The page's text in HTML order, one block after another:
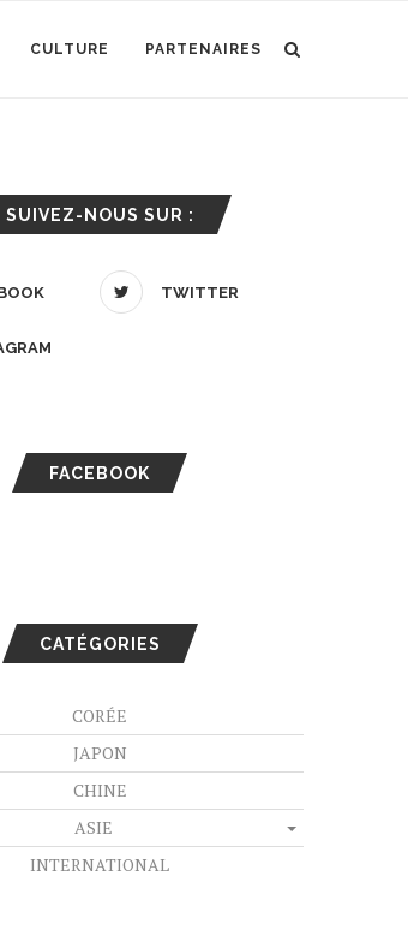
CULTURE PARTENAIRES
SUIVEZ-NOUS SUR :
TWITTER
FACEBOOK
CATÉGORIES
CORÉE
JAPON
CHINE
ASIE
INTERNATIONAL